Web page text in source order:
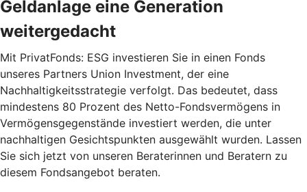
Geldanlage eine Generation
weitergedacht
Mit PrivatFonds: ESG investieren Sie in einen Fonds
unseres Partners Union Investment, der eine
Nachhaltigkeitsstrategie verfolgt. Das bedeutet, dass
mindestens 80 Prozent des Netto-Fondsvermögens in
Vermögensgegenstände investiert werden, die unter
nachhaltigen Gesichtspunkten ausgewählt wurden. Lassen
Sie sich jetzt von unseren Beraterinnen und Beratern zu
diesem Fondsangebot beraten.